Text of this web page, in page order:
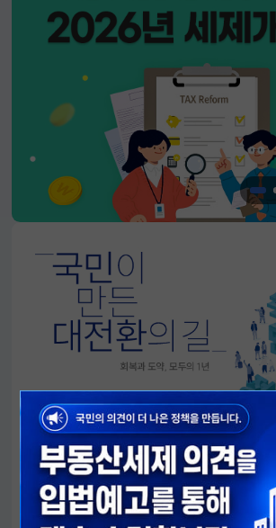
알림판
국민이 만든 대전환의 길-회복과 도약, 모두의 1년